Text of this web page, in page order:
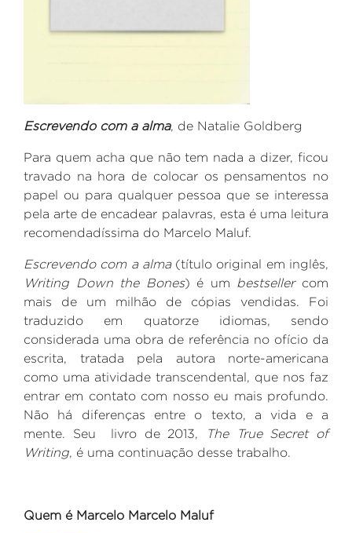
Escrevendo com a alma, de Natalie Goldberg
Para quem acha que não tem nada a dizer, ficou
travado na hora de colocar os pensamentos no
papel ou para qualquer pessoa que se interessa
pela arte de encadear palavras, esta é uma leitura
recomendadíssima do Marcelo Maluf.
Escrevendo com a alma(título original em inglês,
Writing Down the Bones) é um bestseller com
mais de um milhão de cópias vendidas. Foi
traduzido em quatorze idiomas, sendo
considerada uma obra de referência no ofício da
escrita, tratada pela autora norte-americana
como uma atividade transcendental, que nos faz
entrar em contato com nosso eu mais profundo.
Não há diferenças entre o texto, a vida e a
mente. Seu
livro de 2013,
The True Secret of
Writing, é uma continuação desse trabalho.
Quem é Marcelo Marcelo Maluf